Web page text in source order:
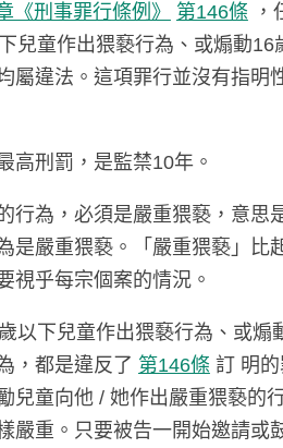
《刑事罪行條例》 第146條 ，
兒童作出猥褻行為、或煽動
屬違法。這項罪行並沒有指明
高刑罰，是監禁10年。
行為，必須是嚴重猥褻，意思
是嚴重猥褻。「嚴重猥褻」比
視乎每宗個案的情況。
以下兒童作出猥褻行為、或
，都是違反了 第146條 訂 明
兒童向他 / 她作出嚴重猥褻的
嚴重。只要被告一開始邀請或